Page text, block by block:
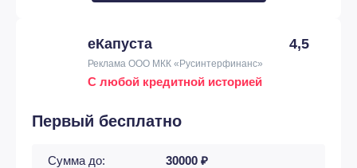
еКапуста 4,5
Реклама ООО МКК «Русинтерфинанс»
С любой кредитной историей
Первый бесплатно
Сумма до: 30000 ₽